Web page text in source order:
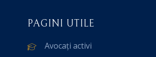
PAGINI UTILE
Avocați activi